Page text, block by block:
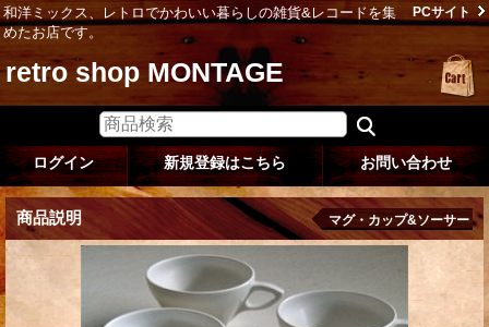
和洋ミックス、レトロでかわいい暮らしの雑貨&レコードを集
めたお店です。
PCサイト
retro shop MONTAGE
ログイン 新規登録はこちら お問い合わせ
商品説明 マグ・カップ&ソーサー